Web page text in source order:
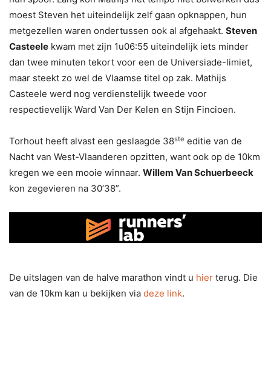
moest Steven het uiteindelijk zelf gaan opknappen, hun
metgezellen waren ondertussen ook al afgehaakt. Steven
Casteele kwam met zijn 1u06:55 uiteindelijk iets minder
dan twee minuten tekort voor een de Universiade-limiet,
maar steekt zo wel de Vlaamse titel op zak. Mathijs
Casteele werd nog verdienstelijk tweede voor
respectievelijk Ward Van Der Kelen en Stijn Fincioen.
Torhout heeft alvast een geslaagde 38ste editie van de
Nacht van West-Vlaanderen opzitten, want ook op de 10km
kregen we een mooie winnaar. Willem Van Schuerbeeck
kon zegevieren na 30’38”.
De uitslagen van de halve marathon vindt u hier terug. Die
van de 10km kan u bekijken via deze link.